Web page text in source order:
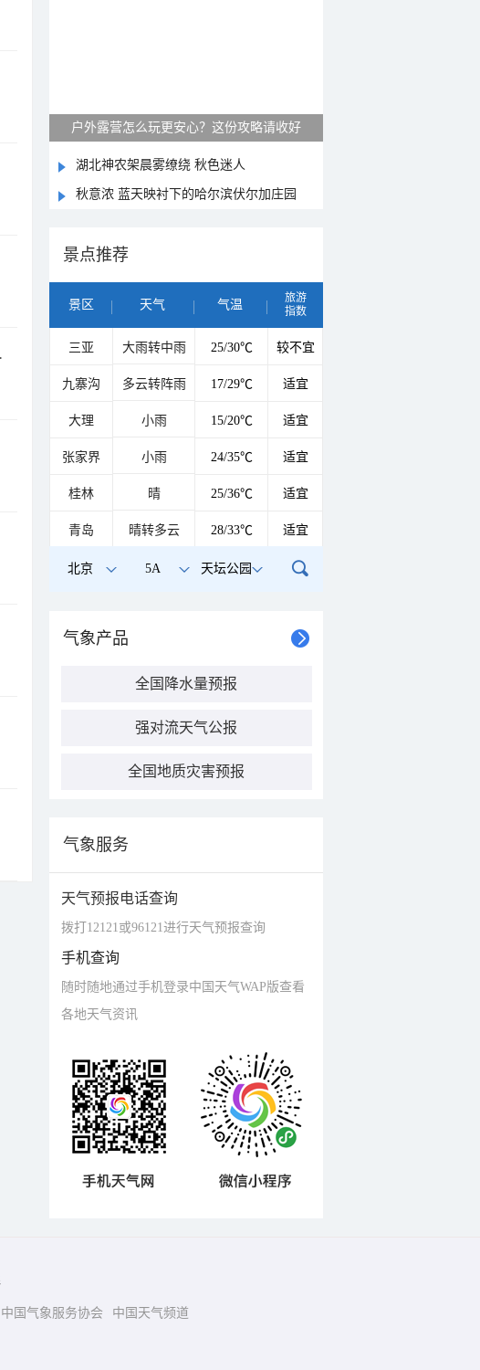
户外露营怎么玩更安心？这份攻略请收好
湖北神农架晨雾缭绕 秋色迷人
秋意浓 蓝天映衬下的哈尔滨伏尔加庄园
景点推荐
景区 天气 气温
旅游
指数
三亚 大雨转中雨 25/30℃ 较不宜
九寨沟 多云转阵雨 17/29℃ 适宜
大理 小雨 15/20℃ 适宜
张家界 小雨 24/35℃ 适宜
桂林 晴 25/36℃ 适宜
青岛 晴转多云 28/33℃ 适宜
北京 5A 天坛公园
气象产品
全国降水量预报
强对流天气公报
全国地质灾害预报
气象服务
天气预报电话查询
拨打12121或96121进行天气预报查询
手机查询
随时随地通过手机登录中国天气WAP版查看
各地天气资讯
中国气象服务协会 中国天气频道